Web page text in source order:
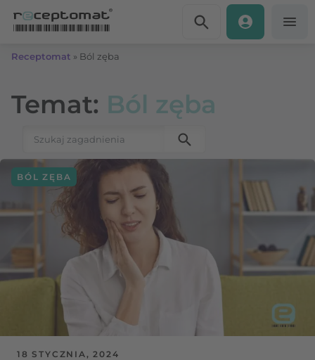
Receptomat » Ból zęba
Temat: Ból zęba
Szukaj:
18 STYCZNIA, 2024
BÓL ZĘBA